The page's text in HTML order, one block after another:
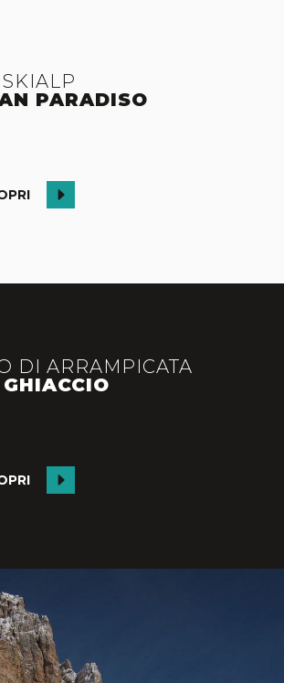
PARADISO
DI ARRAMPICATA